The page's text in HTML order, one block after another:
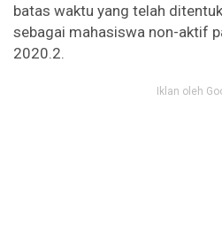
batas waktu yang telah
sebagai mahasiswa non-aktif
2020.2.
Iklan oleh